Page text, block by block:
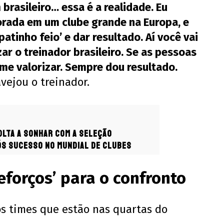
brasileiro… essa é a realidade. Eu
em um clube grande na Europa, e
feio’ e dar resultado. Aí você vai
o treinador brasileiro. Se as pessoas
valorizar. Sempre dou resultado.
o treinador.
a sonhar com a Seleção
sucesso no Mundial de Clubes
para o confronto
times que estão nas quartas do